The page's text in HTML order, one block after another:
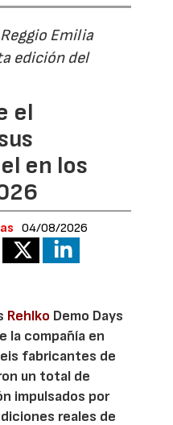
Emilia
edición del
el
en los
04/08/2026
Rehlko Demo Days
la compañía en
fabricantes de
un total de
impulsados por
reales de